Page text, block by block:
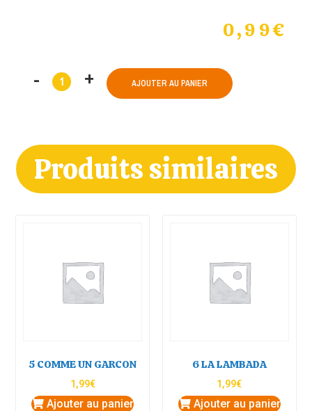
0,99€
AJOUTER AU PANIER
Produits similaires
5 COMME UN GARCON
1,99€
Ajouter au panier
6 LA LAMBADA
1,99€
Ajouter au panier